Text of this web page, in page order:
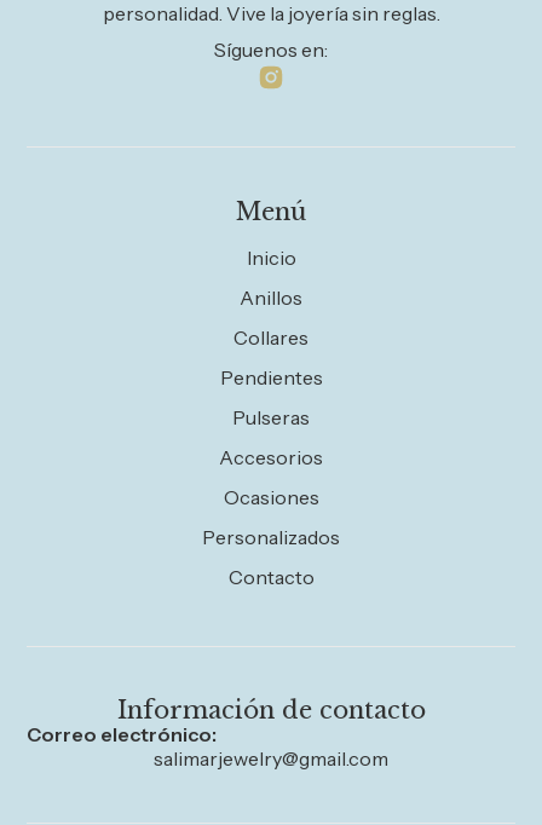
personalidad. Vive la joyería sin reglas.
Síguenos en:
Menú
Inicio
Anillos
Collares
Pendientes
Pulseras
Accesorios
Ocasiones
Personalizados
Contacto
Información de contacto
Correo electrónico:
salimarjewelry@gmail.com